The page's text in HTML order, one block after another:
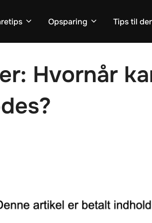
Opsparing Tips til
Hvornår